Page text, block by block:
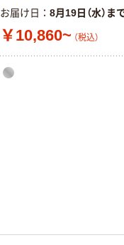
お届け日 8月19日（水）ま
￥10,860~ （税込）